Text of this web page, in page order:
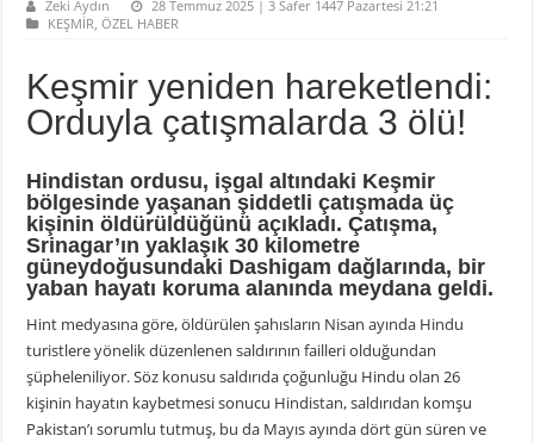
Zeki Aydın
28 Temmuz 2025 | 3 Safer 1447 Pazartesi 21:21
KEŞMİR,ÖZEL HABER
Keşmir yeniden hareketlendi:
Orduyla çatışmalarda 3 ölü!
Hindistan ordusu, işgal altındaki Keşmir
bölgesinde yaşanan şiddetli çatışmada üç
kişinin öldürüldüğünü açıkladı. Çatışma,
Srinagar’ın yaklaşık 30 kilometre
güneydoğusundaki Dashigam dağlarında, bir
yaban hayatı koruma alanında meydana geldi.
Hint medyasına göre, öldürülen şahısların Nisan ayında Hindu
turistlere yönelik düzenlenen saldırının failleri olduğundan
şüpheleniliyor. Söz konusu saldırıda çoğunluğu Hindu olan 26
kişinin hayatın kaybetmesi sonucu Hindistan, saldırıdan komşu
Pakistan’ı sorumlu tutmuş, bu da Mayıs ayında dört gün süren ve